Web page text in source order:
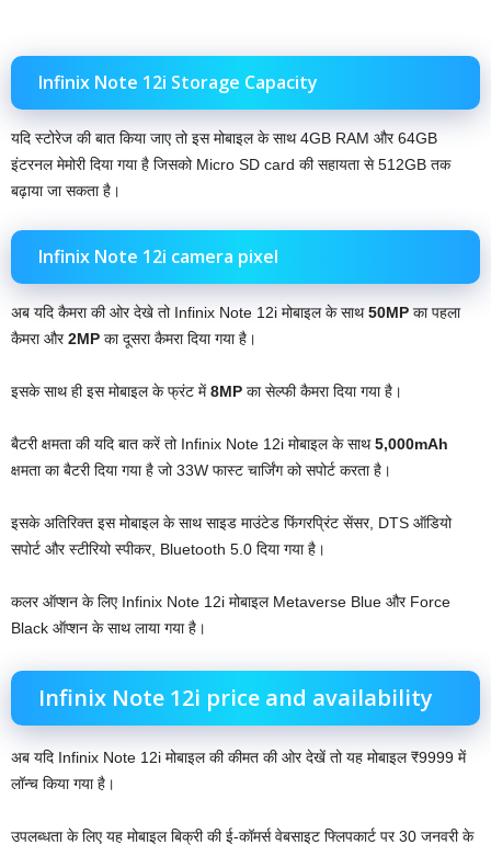
Infinix Note 12i Storage Capacity
यदि स्टोरेज की बात किया जाए तो इस मोबाइल के साथ 4GB RAM और 64GB
इंटरनल मेमोरी दिया गया है जिसको Micro SD card की सहायता से 512GB तक
बढ़ाया जा सकता है।
Infinix Note 12i camera pixel
अब यदि कैमरा की ओर देखे तो Infinix Note 12i मोबाइल के साथ50MPका पहला
कैमरा और2MP का दूसरा कैमरा दिया गया है।
इसके साथ ही इस मोबाइल के फ्रंट में8MP का सेल्फी कैमरा दिया गया है।
बैटरी क्षमता की यदि बात करें तो Infinix Note 12i मोबाइल के साथ5,000mAh
क्षमता का बैटरी दिया गया है जो 33W फास्ट चार्जिंग को सपोर्ट करता है।
इसके अतिरिक्त इस मोबाइल के साथ साइड माउंटेड फिंगरप्रिंट सेंसर, DTS ऑडियो
सपोर्ट और स्टीरियो स्पीकर, Bluetooth 5.0 दिया गया है।
कलर ऑप्शन के लिए Infinix Note 12i मोबाइल Metaverse Blue और Force
Black ऑप्शन के साथ लाया गया है।
Infinix Note 12i price and availability
अब यदि Infinix Note 12i मोबाइल की कीमत की ओर देखें तो यह मोबाइल ₹9999 में
लॉन्च किया गया है।
उपलब्धता के लिए यह मोबाइल बिक्री की ई-कॉमर्स वेबसाइट फ्लिपकार्ट पर 30 जनवरी के